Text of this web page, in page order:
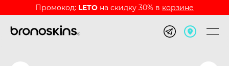
Промокод: LETO на скидку 30% в корзине